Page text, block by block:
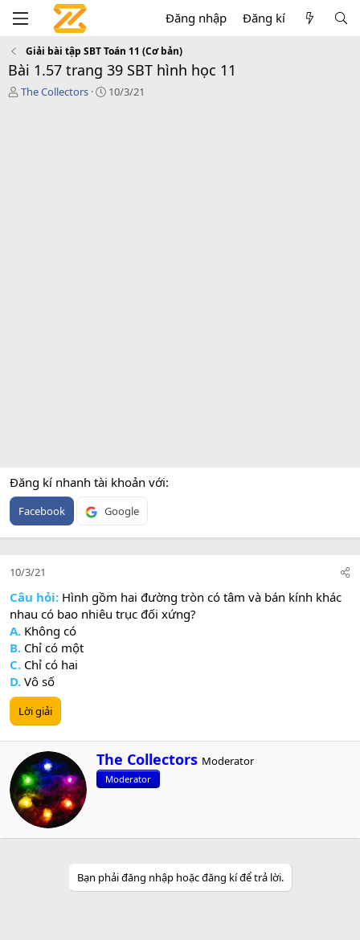
Đăng nhập Đăng kí
Giải bài tập SBT Toán 11 (Cơ bản)
Bài 1.57 trang 39 SBT hình học 11
T
The Collectors
C10/3/21
Đăng kí nhanh tài khoản với
Facebook Google
10/3/21
Câu hỏi: Hình gồm hai đường tròn có tâm và bán kính khác
nhau có bao nhiêu trục đối xứng?
A. Không có
B. Chỉ có một
C. Chỉ có hai
D. Vô số
Lời giải
W
r
i
n
The Collectors Moderator
Moderator
Bạn phải đăng nhập hoặc đăng kí để trả lời.